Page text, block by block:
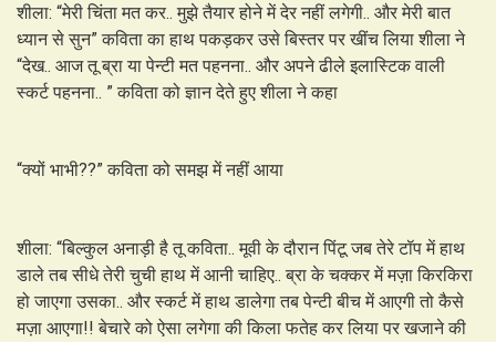
शीला: “मेरी चिंता मत कर.. मुझे तैयार होने में देर नहीं लगेगी.. और मेरी बात
ध्यान से सुन” कविता का हाथ पकड़कर उसे बिस्तर पर खींच लिया शीला ने
“देख.. आज तू ब्रा या पेन्टी मत पहनना.. और अपने ढीले इलास्टिक वाली
स्कर्ट पहनना.. ” कविता को ज्ञान देते हुए शीला ने कहा
“क्यों भाभी??” कविता को समझ में नहीं आया
शीला: “बिल्कुल अनाड़ी है तू कविता.. मूवी के दौरान पिंटू जब तेरे टॉप में हाथ
डाले तब सीधे तेरी चुची हाथ में आनी चाहिए.. ब्रा के चक्कर में मज़ा किरकिरा
हो जाएगा उसका.. और स्कर्ट में हाथ डालेगा तब पेन्टी बीच में आएगी तो कैसे
मज़ा आएगा!! बेचारे को ऐसा लगेगा की किला फतेह कर लिया पर खजाने की